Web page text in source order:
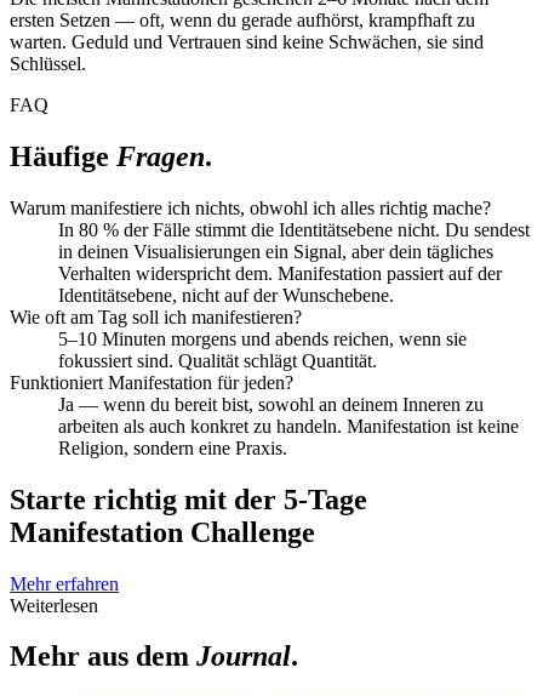
ersten Setzen — oft, wenn du gerade aufhörst, krampfhaft zu
warten. Geduld und Vertrauen sind keine Schwächen, sie sind
Schlüssel.
FAQ
Häufige Fragen.
Warum manifestiere ich nichts, obwohl ich alles richtig mache?
In 80 % der Fälle stimmt die Identitätsebene nicht. Du sendest
in deinen Visualisierungen ein Signal, aber dein tägliches
Verhalten widerspricht dem. Manifestation passiert auf der
Identitätsebene, nicht auf der Wunschebene.
Wie oft am Tag soll ich manifestieren?
5–10 Minuten morgens und abends reichen, wenn sie
fokussiert sind. Qualität schlägt Quantität.
Funktioniert Manifestation für jeden?
Ja — wenn du bereit bist, sowohl an deinem Inneren zu
arbeiten als auch konkret zu handeln. Manifestation ist keine
Religion, sondern eine Praxis.
Starte richtig mit der 5-Tage
Manifestation Challenge
Mehr erfahren
Weiterlesen
Mehr aus dem Journal.